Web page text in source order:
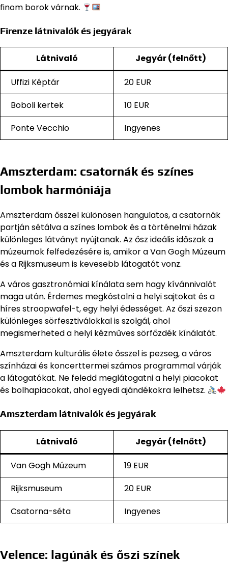
finom borok várnak.
Firenze látnivalók és jegyárak
Látnivaló Jegyár (felnőtt)
Uffizi Képtár
20 EUR
Boboli kertek
10 EUR
Ponte Vecchio
Ingyenes
Amszterdam: csatornák és színes
lombok harmóniája
Amszterdam ősszel különösen hangulatos, a csatornák
partján sétálva a színes lombok és a történelmi házak
különleges látványt nyújtanak. Az ősz ideális időszak a
múzeumok felfedezésére is, amikor a Van Gogh Múzeum
és a Rijksmuseum is kevesebb látogatót vonz.
A város gasztronómiai kínálata sem hagy kívánnivalót
maga után. Érdemes megkóstolni a helyi sajtokat és a
híres stroopwafel-t, egy helyi édességet. Az őszi szezon
különleges sörfesztiválokkal is szolgál, ahol
megismerheted a helyi kézműves sörfőzdék kínálatát.
Amszterdam kulturális élete ősszel is pezseg, a város
színházai és koncerttermei számos programmal várják
a látogatókat. Ne feledd meglátogatni a helyi piacokat
és bolhapiacokat, ahol egyedi ajándékokra lelhetsz.
Amszterdam látnivalók és jegyárak
Látnivaló Jegyár (felnőtt)
Van Gogh Múzeum
19 EUR
Rijksmuseum
20 EUR
Csatorna-séta
Ingyenes
Velence: lagúnák és őszi színek